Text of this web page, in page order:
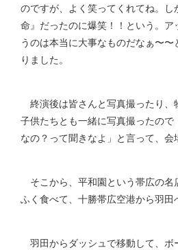
のですが、よく笑ってくれてね。し
命』だったのに爆笑！！という。
うのは本当に大事なものだなぁ〜
りました。
終演後は皆さんと写真撮ったり、
子供たちとも一緒に写真撮ったの
なの？って聞きなよ」と言って、会
そこから、平和園という帯広の名
ふく食べて、十勝帯広空港から羽田
羽田からダッシュで移動して、ボ